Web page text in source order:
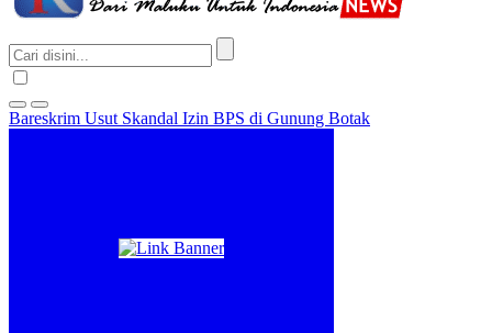
Bareskrim Usut Skandal Izin BPS di Gunung Botak